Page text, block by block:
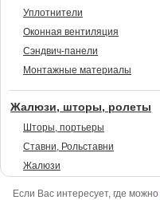
Уплотнители
Оконная вентиляция
Сэндвич-панели
Монтажные материалы
Жалюзи, шторы, ролеты
Шторы, портьеры
Ставни, Рольставни
Жалюзи
Если Вас интересует, где можно